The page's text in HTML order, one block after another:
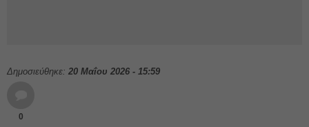
Δημοσιεύθηκε: 20 Μαΐου 2026 - 15:59
0